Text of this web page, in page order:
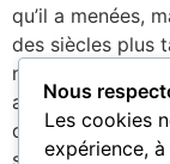
qu’il a menées,
des siècles plus
nommer sa
ancien était un
de l’Afrique. Ce
souveraineté et
Nous
Les cookies
expérience,